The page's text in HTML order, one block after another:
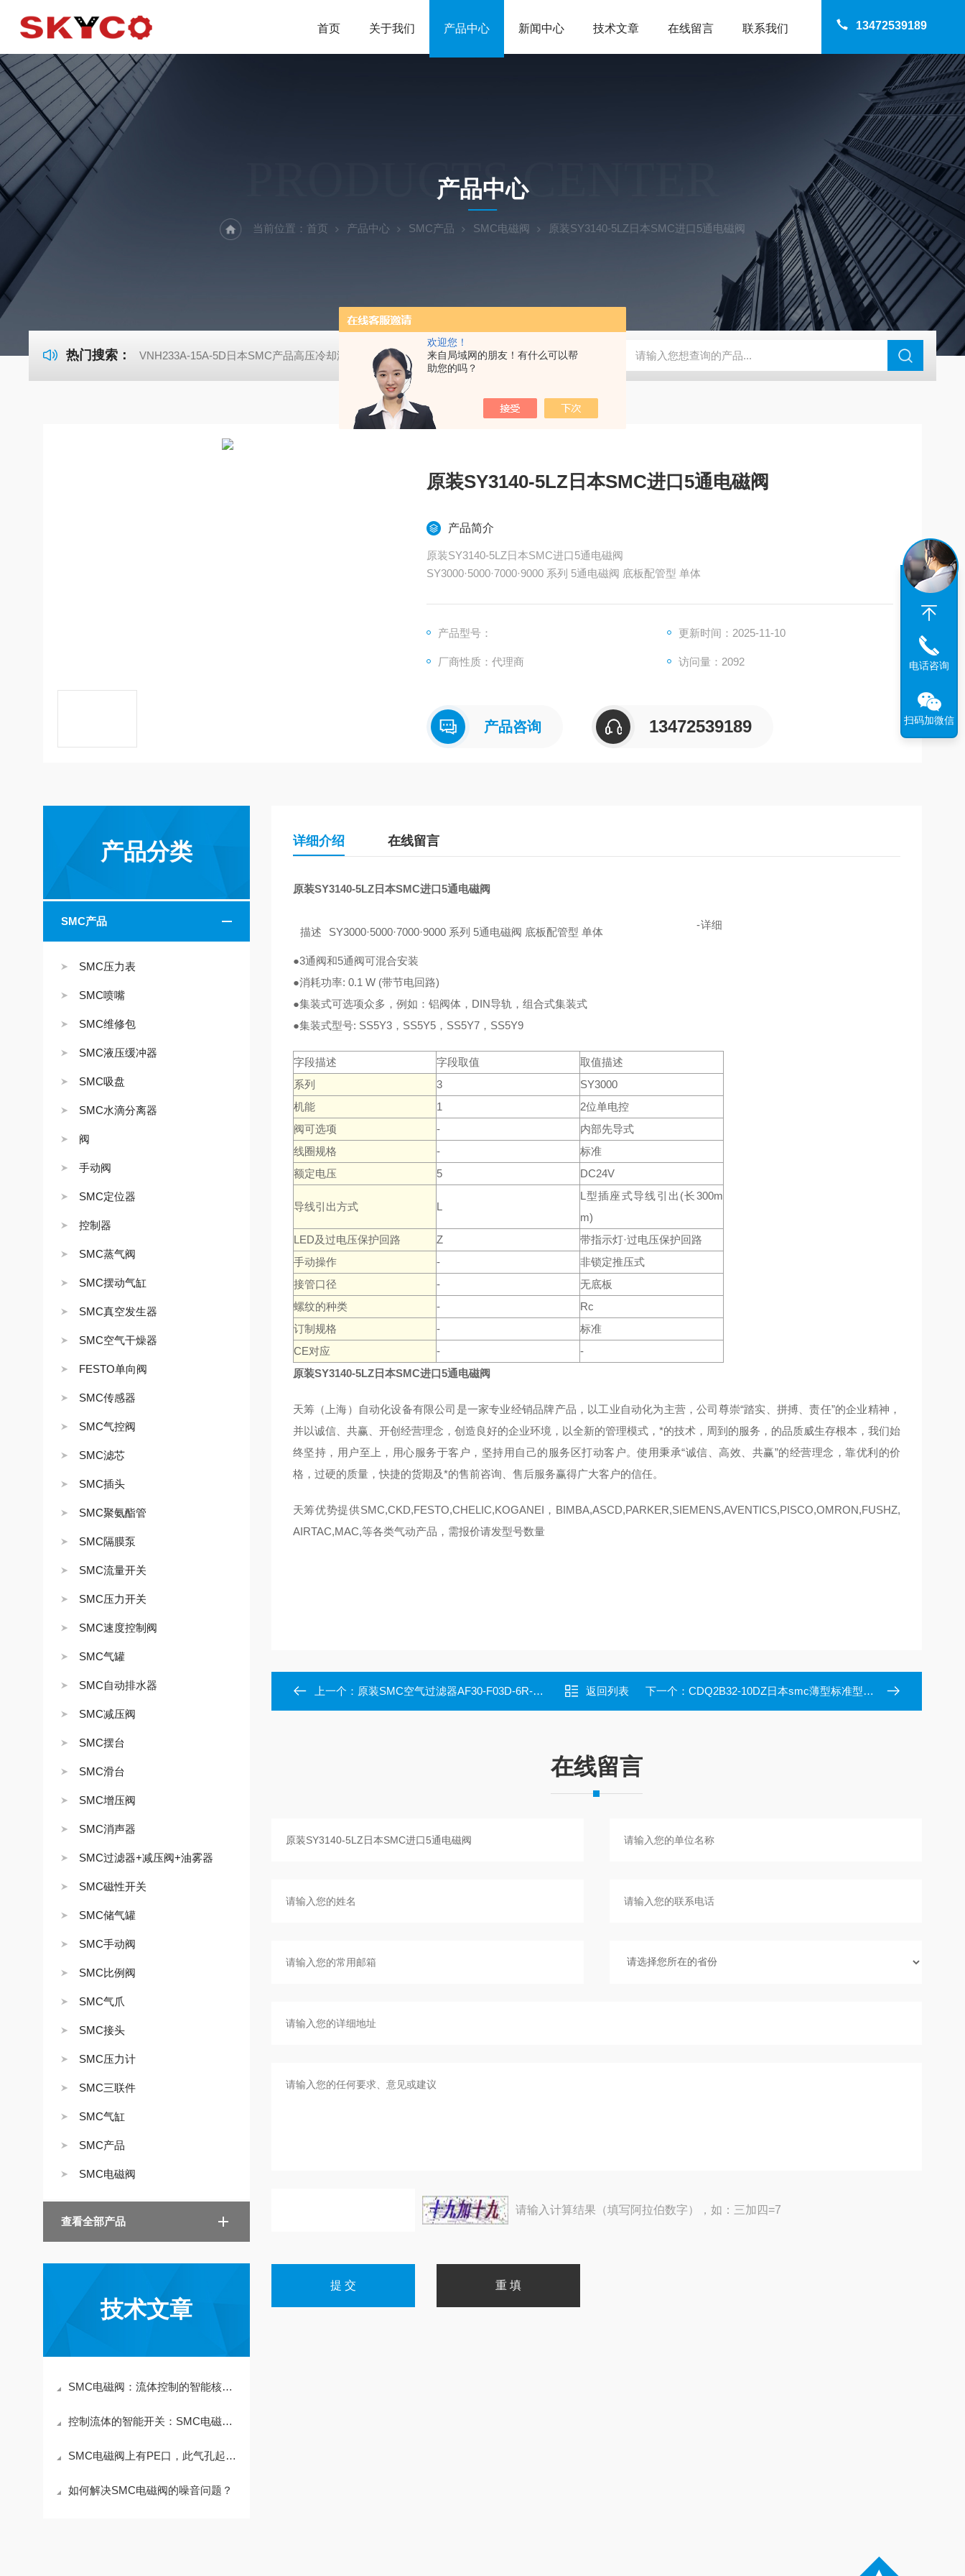
欢迎您！
来自局域网的朋友！有什么可以帮
助您的吗？
13472539189
首页 关于我们 产品中心 新闻中心 技术文章 在线留言 联系我们
PRODUCTS CENTER
产品中心
当前位置： 首页 产品中心 SMC产品 SMC电磁阀 原装SY3140-5LZ日本SMC进口5通电磁阀
热门搜索： VNH233A-15A-5D日本SMC产品高压冷却液用阀 MVSD-180-4E1-AC220V代理金器Mindman电磁阀MVSD-180-4E1-AC220V 麦特沃克
原装SY3140-5LZ日本SMC进口5通电磁阀
产品简介
原装SY3140-5LZ日本SMC进口5通电磁阀
SY3000·5000·7000·9000 系列 5通电磁阀 底板配管型 单体
产品型号： 更新时间：2025-11-10
厂商性质：代理商 访问量：2092
产品咨询 13472539189
产品分类
SMC产品
SMC压力表
SMC喷嘴
SMC维修包
SMC液压缓冲器
SMC吸盘
SMC水滴分离器
阀
手动阀
SMC定位器
控制器
SMC蒸气阀
SMC摆动气缸
SMC真空发生器
SMC空气干燥器
FESTO单向阀
SMC传感器
SMC气控阀
SMC滤芯
SMC插头
SMC聚氨酯管
SMC隔膜泵
SMC流量开关
SMC压力开关
SMC速度控制阀
SMC气罐
SMC自动排水器
SMC减压阀
SMC摆台
SMC滑台
SMC增压阀
SMC消声器
SMC过滤器+减压阀+油雾器
SMC磁性开关
SMC储气罐
SMC手动阀
SMC比例阀
SMC气爪
SMC接头
SMC压力计
SMC三联件
SMC气缸
SMC产品
SMC电磁阀
查看全部产品
技术文章
SMC电磁阀：流体控制的智能核心与安全屏障
控制流体的智能开关：SMC电磁阀的技术革新
SMC电磁阀上有PE口，此气孔起到什么作用？
如何解决SMC电磁阀的噪音问题？
详细介绍 在线留言
原装SY3140-5LZ日本SMC进口5通电磁阀
描述 SY3000·5000·7000·9000 系列 5通电磁阀 底板配管型 单体
-详细
●3通阀和5通阀可混合安装
●消耗功率: 0.1 W (带节电回路)
●集装式可选项众多，例如：铝阀体，DIN导轨，组合式集装式
●集装式型号: SS5Y3，SS5Y5，SS5Y7，SS5Y9
字段描述 字段取值
取值描述
系列
3
SY3000
机能
1
2位单电控
阀可选项
-
内部先导式
线圈规格
-
标准
额定电压
5 DC24V
导线引出方式 L
L型插座式导线引出(长300m
m)
LED及过电压保护回路
Z
带指示灯·过电压保护回路
手动操作
-
非锁定推压式
接管口径
-
无底板
螺纹的种类
-
Rc
订制规格
-
标准
CE对应
-
-
原装SY3140-5LZ日本SMC进口5通电磁阀
天筹（上海）自动化设备有限公司是一家专业经销品牌产品，以工业自动化为主营，公司尊崇“踏实、拼搏、责任”的企业精神，
并以诚信、共赢、开创经营理念，创造良好的企业环境，以全新的管理模式，*的技术，周到的服务，的品质威生存根本，我们始
终坚持，用户至上，用心服务于客户，坚持用自己的服务区打动客户。使用秉承“诚信、高效、共赢”的经营理念，靠优利的价
格，过硬的质量，快捷的货期及*的售前咨询、售后服务赢得广大客户的信任。
天筹优势提供SMC,CKD,FESTO,CHELIC,KOGANEI，BIMBA,ASCD,PARKER,SIEMENS,AVENTICS,PISCO,OMRON,FUSHZ,
AIRTAC,MAC,等各类气动产品，需报价请发型号数量
上一个： 原装SMC空气过滤器AF30-F03D-6R-A假一罚十 返回列表 下一个： CDQ2B32-10DZ日本smc薄型标准型气缸
在线留言
请输入计算结果（填写阿拉伯数字），如：三加四=7
电话咨询
扫码加微信